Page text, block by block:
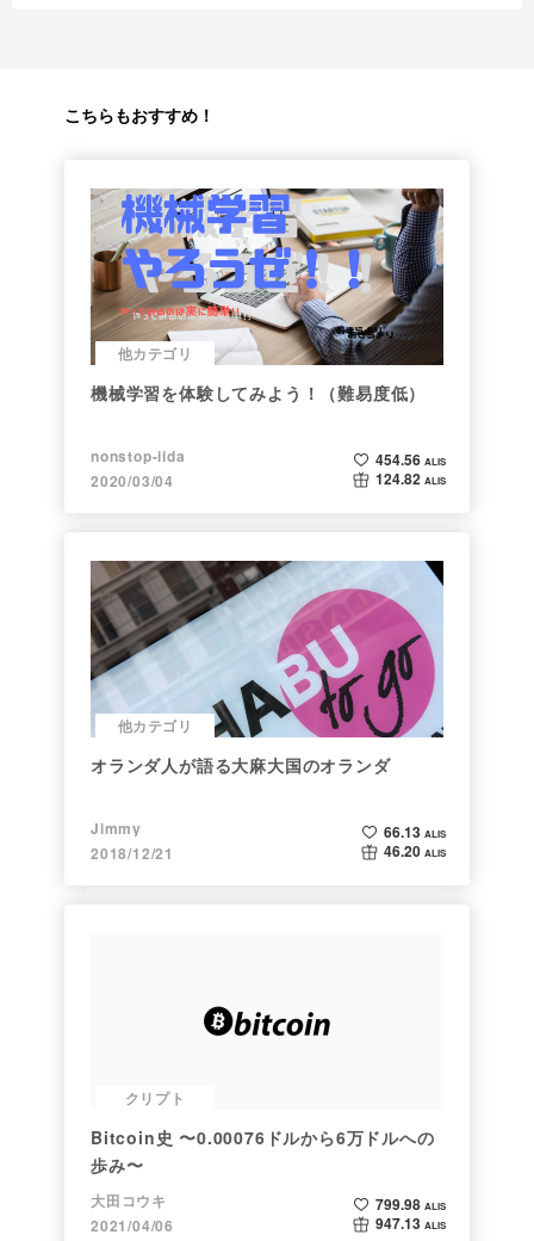
こちらもおすすめ！
他カテゴリ
機械学習を体験してみよう！（難易度低）
nonstop-iida
2020/03/04
454.56 ALIS
124.82 ALIS
他カテゴリ
オランダ人が語る大麻大国のオランダ
Jimmy
2018/12/21
66.13 ALIS
46.20 ALIS
クリプト
Bitcoin史 〜0.00076ドルから6万ドルへの
歩み〜
大田コウキ
2021/04/06
799.98 ALIS
947.13 ALIS